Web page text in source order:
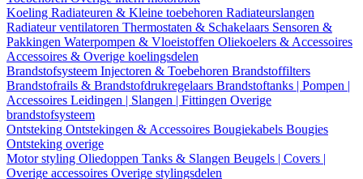
Koeling Radiateuren & Kleine toebehoren Radiateurslangen
Radiateur ventilatoren Thermostaten & Schakelaars Sensoren &
Pakkingen Waterpompen & Vloeistoffen Oliekoelers & Accessoires
Accessoires & Overige koelingsdelen
Brandstofsysteem Injectoren & Toebehoren Brandstoffilters
Brandstofrails & Brandstofdrukregelaars Brandstoftanks | Pompen |
Accessoires Leidingen | Slangen | Fittingen Overige
brandstofsysteem
Ontsteking Ontstekingen & Accessoires Bougiekabels Bougies
Ontsteking overige
Motor styling Oliedoppen Tanks & Slangen Beugels | Covers |
Overige accessoires Overige stylingsdelen